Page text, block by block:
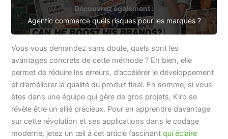
Découvrez également :
Agentic commerce quels risques pour les marques ?
Vous vous demandez sans doute, quels sont les
avantages concrets de cette méthode ? Eh bien, elle
permet de réduire les erreurs, d’accélérer le développement
et d’améliorer la qualité du produit final. En somme, si vous
êtes dans une équipe qui gère de gros projets, Kiro se
révèle être un allié précieux. Pour en apprendre davantage
sur cette révolution et ses applications dans le codage
moderne, jetez un œil à cet article fascinantqui éclaire